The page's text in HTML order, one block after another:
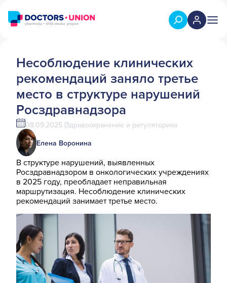
Несоблюдение клинических
рекомендаций заняло третье
место в структуре нарушений
Росздравнадзора
08.09.2025 Здравоохранение и регуляторика
Елена Воронина
В структуре нарушений, выявленных
Росздравнадзором в онкологических учреждениях
в 2025 году, преобладает неправильная
маршрутизация. Несоблюдение клинических
рекомендаций занимает третье место.